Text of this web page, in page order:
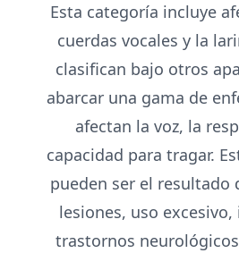
Esta categoría incluye
cuerdas vocales y la
clasifican bajo otros
abarcar una gama de
afectan la voz, la
capacidad para tragar.
pueden ser el resultado
lesiones, uso
trastornos